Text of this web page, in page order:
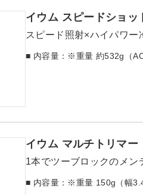
イウム スピードショッ
スピード照射×ハイパワ
■ 内容量：※重量 約532g（AC
イウム マルチトリマー
1本でツーブロックのメ
■ 内容量：※重量 150g（幅